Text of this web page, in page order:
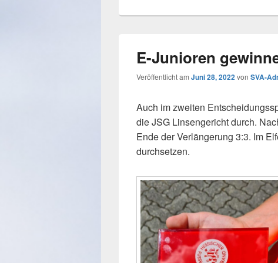
E-Junioren
Veröffentlicht am Juni 28, 2022von SVA-
Auch im zweiten
die JSG Linsengericht durch.
Ende der Verlängerung 3:3. Im
durchsetzen.